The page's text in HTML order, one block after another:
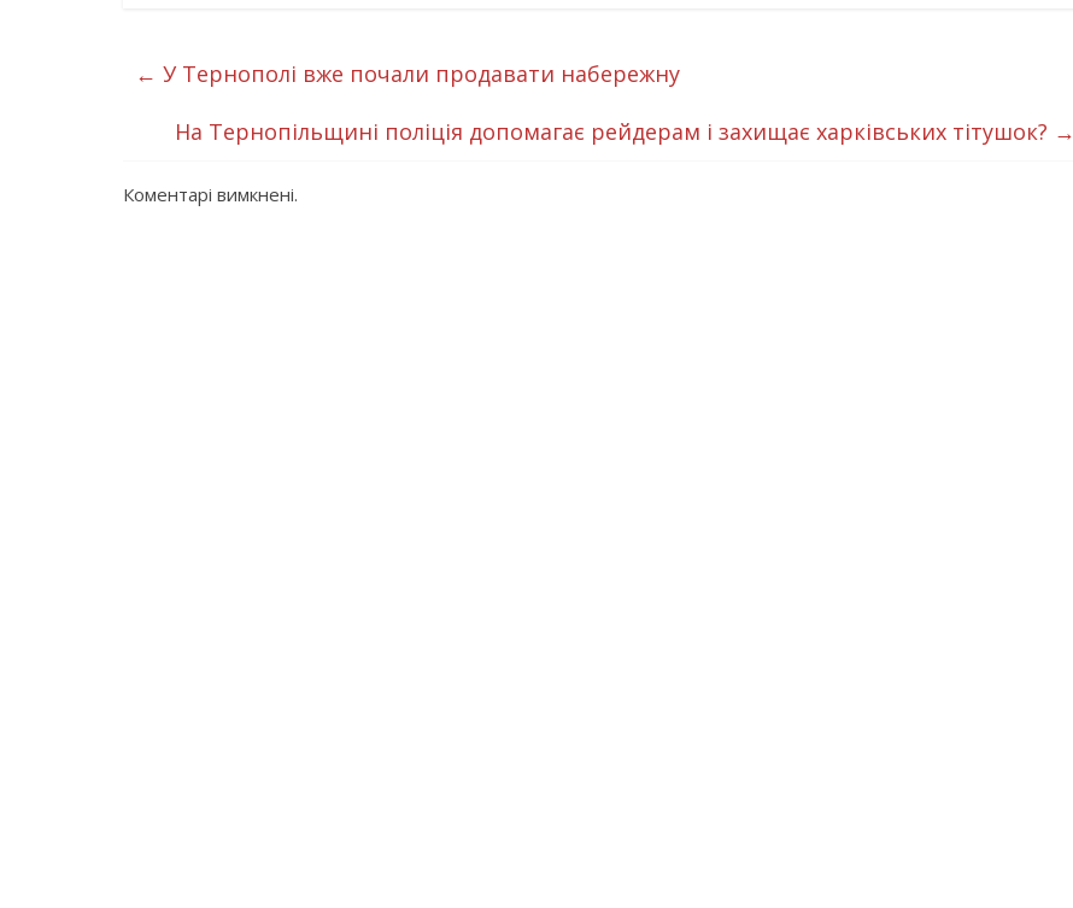
← У Тернополі вже почали продавати набережну
На Тернопільщині поліція допомагає рейдерам і захищає харківських тітушок? →
Коментарі вимкнені.